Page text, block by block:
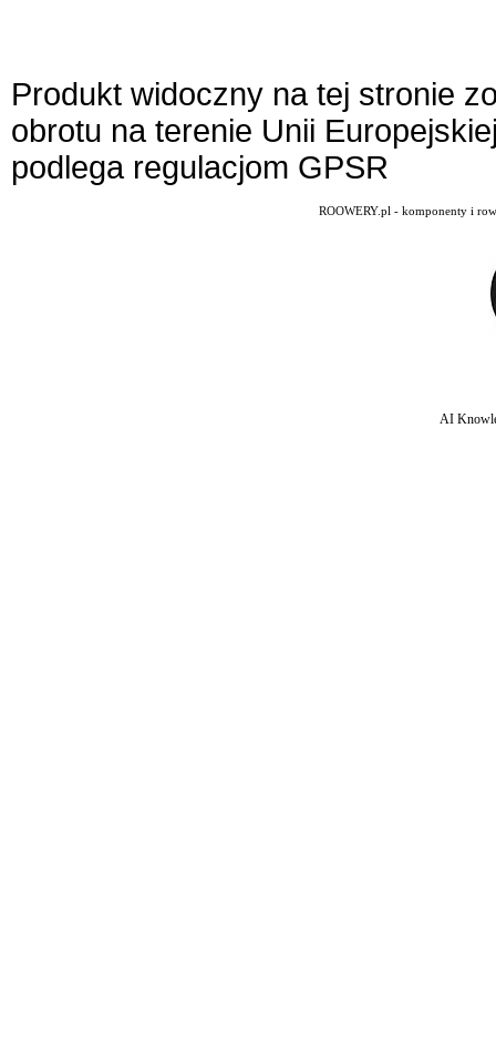
Produkt widoczny na tej stronie
obrotu na terenie Unii
podlega regulacjom GPSR
ROOWERY.pl - komponenty i
AI